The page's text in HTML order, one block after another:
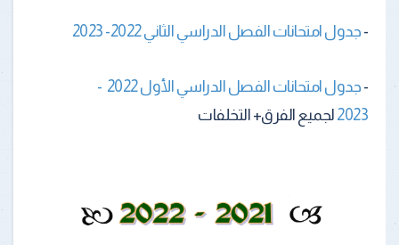
- جدول امتحانات الفصل الدراسي الثاني 2022- 2023
-
جدول امتحانات الفصل الدراسي الأول 2022 -
2023 لجميع الفرق+ التخلفات